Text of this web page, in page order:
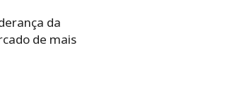
da
de mais